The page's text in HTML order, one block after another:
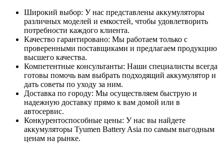
Широкий выбор: У нас представлены аккумуляторы
различных моделей и емкостей, чтобы удовлетворить
потребности каждого клиента.
Качество гарантировано: Мы работаем только с
проверенными поставщиками и предлагаем продукцию
высшего качества.
Компетентные консультанты: Наши специалисты всегда
готовы помочь вам выбрать подходящий аккумулятор и
дать советы по уходу за ним.
Доставка по городу: Мы осуществляем быструю и
надежную доставку прямо к вам домой или в
автосервис.
Конкурентоспособные цены: У нас вы найдете
аккумуляторы Tyumen Battery Asia по самым выгодным
ценам на рынке.